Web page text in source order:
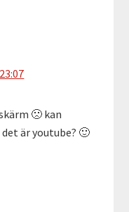
🙁 kan
är youtube? 🙂